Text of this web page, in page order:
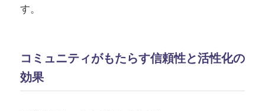
す。
コミュニティがもたらす信頼性と活性化の
効果